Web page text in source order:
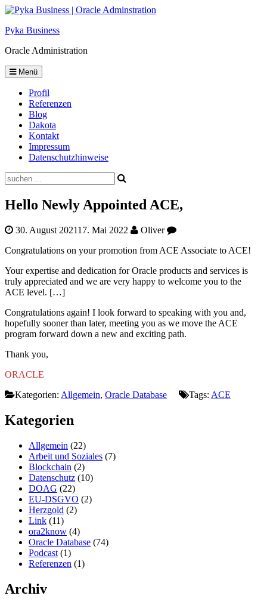
Skip
content
Pyka Business
Oracle Administration
Menü
Profil
Referenzen
Blog
Dakota
Kontakt
Impressum
Datenschutzhinweise
Suche
Hello Newly Appointed ACE,
30. August 202117. Mai 2022
Oliver
Congratulations on your promotion from ACE Associate to ACE!
Your expertise and dedication for Oracle products and services is
truly appreciated and we are very happy to welcome you to the
ACE level. […]
Congratulations again! I look forward to speaking with you and,
hopefully sooner than later, meeting you as we move the ACE
program forward down a new and exciting path.
Thank you,
ORACLE
Kategorien: Allgemein, Oracle Database Tags: ACE
Kategorien
Allgemein (22)
Arbeit und Soziales (7)
Blockchain (2)
Datenschutz (10)
DOAG (22)
EU-DSGVO (2)
Herzgold (2)
Link (11)
ora2know (4)
Oracle Database (74)
Podcast (1)
Referenzen (1)
Archiv